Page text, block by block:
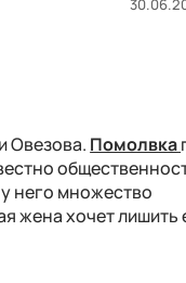
Овезова. Помолвка
него множество
жена хочет лишить